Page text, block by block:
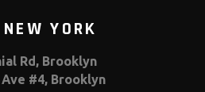
YORK
Rd, Brooklyn
#4, Brooklyn